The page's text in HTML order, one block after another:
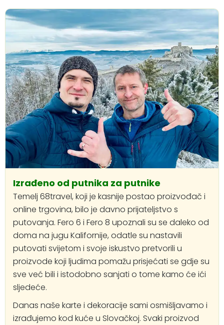
Izrađeno od putnika za putnike
Temelj 68travel, koji je kasnije postao proizvođač i
online trgovina, bilo je davno prijateljstvo s
putovanja. Fero 6 i Fero 8 upoznali su se daleko od
doma na jugu Kalifornije, odatle su nastavili
putovati svijetom i svoje iskustvo pretvorili u
proizvode koji ljudima pomažu prisjećati se gdje su
sve već bili i istodobno sanjati o tome kamo će ići
sljedeće.
Danas naše karte i dekoracije sami osmišljavamo i
izrađujemo kod kuće u Slovačkoj. Svaki proizvod